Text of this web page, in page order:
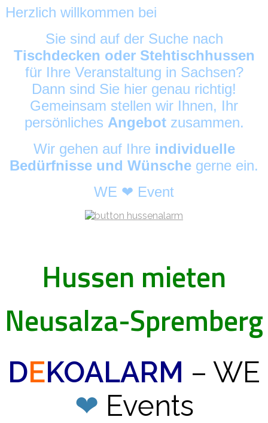
Herzlich willkommen bei
Sie sind auf der Suche nach
Tischdecken oder Stehtischhussen
für Ihre Veranstaltung in Sachsen?
Dann sind Sie hier genau richtig!
Gemeinsam stellen wir Ihnen, Ihr
persönliches Angebot zusammen.
Wir gehen auf Ihre individuelle
Bedürfnisse und Wünsche gerne ein.
WE ❤ Event
Hussen mieten
Neusalza-Spremberg
DEKOALARM – WE
❤ Events